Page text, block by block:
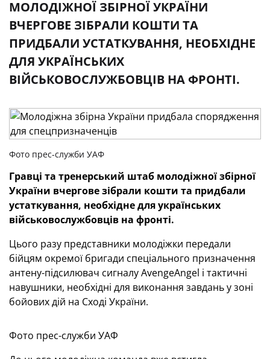
МОЛОДІЖНОЇ ЗБІРНОЇ УКРАЇНИ
ВЧЕРГОВЕ ЗІБРАЛИ КОШТИ ТА
ПРИДБАЛИ УСТАТКУВАННЯ, НЕОБХІДНЕ
ДЛЯ УКРАЇНСЬКИХ
ВІЙСЬКОВОСЛУЖБОВЦІВ НА ФРОНТІ.
Фото прес-служби УАФ
Гравці та тренерський штаб молодіжної збірної
України вчергове зібрали кошти та придбали
устаткування, необхідне для українських
військовослужбовців на фронті.
Цього разу представники молодіжки передали
бійцям окремої бригади спеціального призначення
антену-підсилювач сигналу AvengeAngel і тактичні
навушники, необхідні для виконання завдань у зоні
бойових дій на Сході України.
Фото прес-служби УАФ